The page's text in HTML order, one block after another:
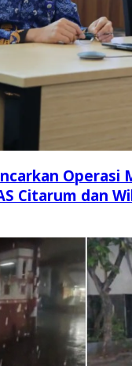
Operasi
Citarum dan